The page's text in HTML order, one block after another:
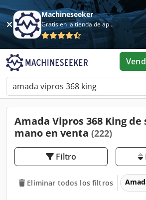
Machineseeker
Gratis en la tienda de aplicaciones
Amada Vipros 368 King de
mano en venta (222)
Filtro
Eliminar todos los filtros